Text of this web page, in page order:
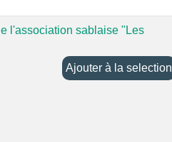
l'association sablaise "Les
Ajouter à la selection